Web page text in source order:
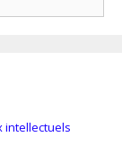
intellectuels